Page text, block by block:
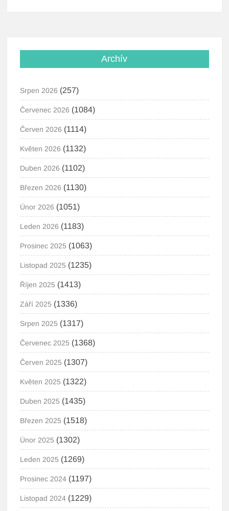
Archív
Srpen 2026 (257)
Červenec 2026 (1084)
Červen 2026 (1114)
Květen 2026 (1132)
Duben 2026 (1102)
Březen 2026 (1130)
Únor 2026 (1051)
Leden 2026 (1183)
Prosinec 2025 (1063)
Listopad 2025 (1235)
Říjen 2025 (1413)
Září 2025 (1336)
Srpen 2025 (1317)
Červenec 2025 (1368)
Červen 2025 (1307)
Květen 2025 (1322)
Duben 2025 (1435)
Březen 2025 (1518)
Únor 2025 (1302)
Leden 2025 (1269)
Prosinec 2024 (1197)
Listopad 2024 (1229)